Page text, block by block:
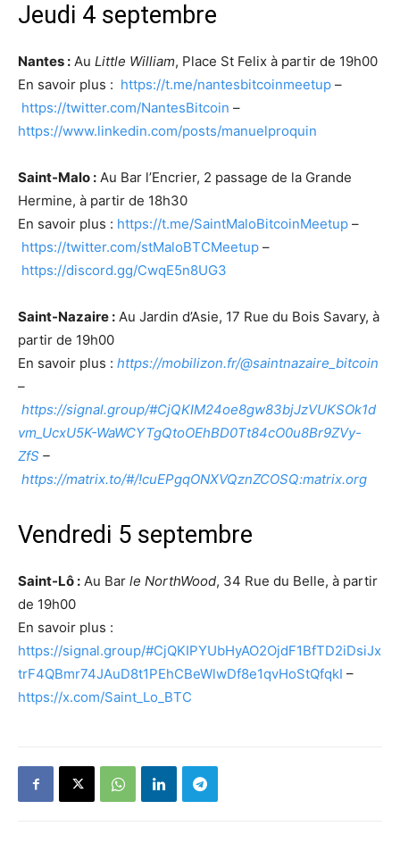
Jeudi 4 septembre
Nantes : Au Little William, Place St Felix à partir de 19h00
En savoir plus : https://t.me/nantesbitcoinmeetup –
https://twitter.com/NantesBitcoin –
https://www.linkedin.com/posts/manuelproquin
Saint-Malo : Au Bar l’Encrier, 2 passage de la Grande
Hermine, à partir de 18h30
En savoir plus : https://t.me/SaintMaloBitcoinMeetup –
https://twitter.com/stMaloBTCMeetup –
https://discord.gg/CwqE5n8UG3
Saint-Nazaire : Au Jardin d’Asie, 17 Rue du Bois Savary, à
partir de 19h00
En savoir plus : https://mobilizon.fr/@saintnazaire_bitcoin
–
https://signal.group/#CjQKIM24oe8gw83bjJzVUKSOk1d
vm_UcxU5K-WaWCYTgQtoOEhBD0Tt84cO0u8Br9ZVy-
ZfS –
https://matrix.to/#/!cuEPgqONXVQznZCOSQ:matrix.org
Vendredi 5 septembre
Saint-Lô : Au Bar le NorthWood, 34 Rue du Belle, à partir
de 19h00
En savoir plus :
https://signal.group/#CjQKIPYUbHyAO2OjdF1BfTD2iDsiJx
trF4QBmr74JAuD8t1PEhCBeWlwDf8e1qvHoStQfqkI –
https://x.com/Saint_Lo_BTC